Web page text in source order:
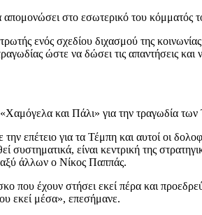
στο εσωτερικό του κόμματός
ενός σχεδίου διχασμού της
ώστε να δώσει τις απαντήσεις και
και Πάλι» για την τραγωδία
την επέτειο για τα Τέμπη και αυτοί οι
συστηματικά, είναι κεντρική της
άλλων ο Νίκος Παππάς.
που έχουν στήσει εκεί πέρα και
εκεί μέσα», επεσήμανε.